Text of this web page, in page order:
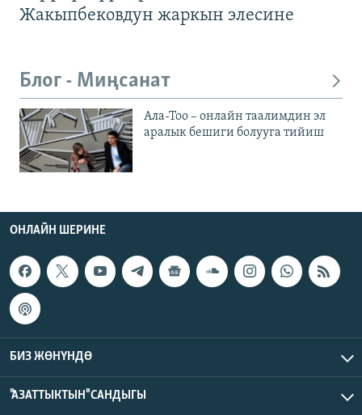
Жакыпбековдун жаркын элесине
Блог - Миңсанат
Ала-Тоо – онлайн таалимдин эл
аралык бешиги болууга тийиш
ОНЛАЙН ШЕРИНЕ
БИЗ ЖӨНҮНДӨ
"АЗАТТЫКТЫН" САНДЫГЫ